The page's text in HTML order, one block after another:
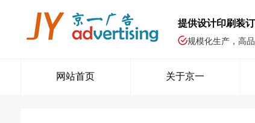
提供设计印刷装
规模化生产，高
网站首页 关于京一